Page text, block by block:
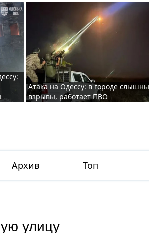
Атака на Одессу: в городе слышны
взрывы, работает ПВО
Архив Топ
улицу